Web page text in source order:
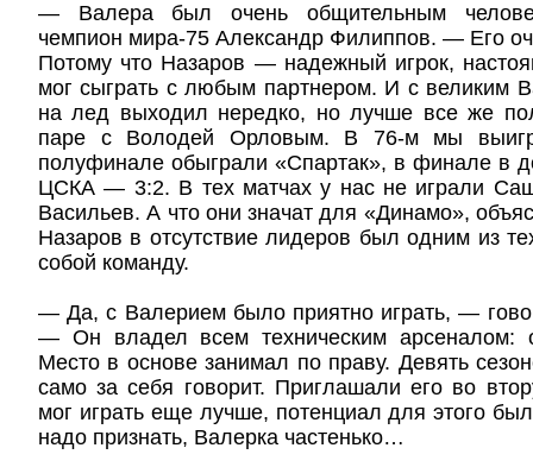
— Валера был очень общительным
чемпион мира-75 Александр Филиппов. — Его
Потому что Назаров — надежный игрок,
мог сыграть с любым партнером. И с великим
на лед выходил нередко, но лучше все же
паре с Володей Орловым. В 76-м мы
полуфинале обыграли «Спартак», в финале в
ЦСКА — 3:2. В тех матчах у нас не играли
Васильев. А что они значат для «Динамо»,
Назаров в отсутствие лидеров был одним из
собой команду.
— Да, с Валерием было приятно играть, —
— Он владел всем техническим арсеналом:
Место в основе занимал по праву. Девять
само за себя говорит. Приглашали его во
мог играть еще лучше, потенциал для этого
надо признать, Валерка частенько…